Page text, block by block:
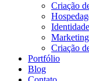
Criação
Criação
Portfólio
Blog